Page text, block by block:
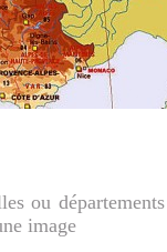
ou départements
image